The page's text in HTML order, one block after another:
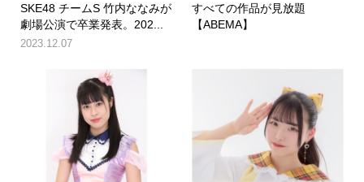
SKE48 チームS 竹内ななみが
劇場公演で卒業発表。202...
2023.12.07
すべての作品が見放題
【ABEMA】